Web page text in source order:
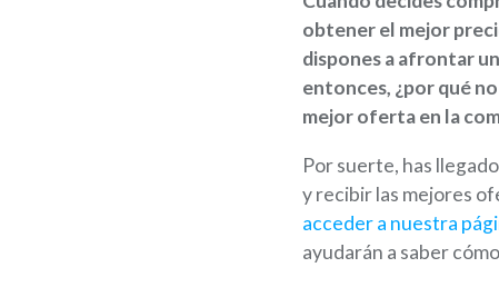
obtener el mejor
dispones a afrontar
entonces, ¿por qué
mejor oferta en la
Por suerte, has
y recibir las mejores
acceder a nuestra
ayudarán a saber